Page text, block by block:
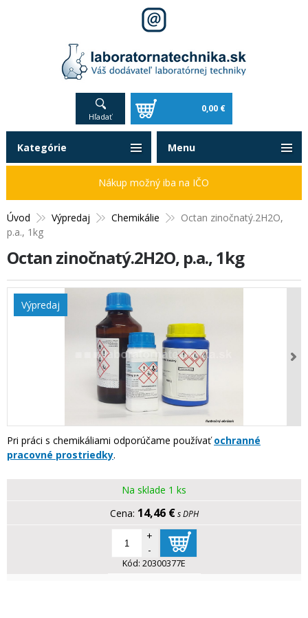
Hľadať
0,00 €
Úvod Výpredaj Chemikálie
Octan zinočnatý.2H2O,
p.a., 1kg
Octan zinočnatý.2H2O, p.a., 1kg
Výpredaj
Pri práci s chemikáliami odporúčame používaťochranné
pracovné prostriedky.
Na sklade 1 ks
14,46 € s DPH
+
-
Kód: 20300377E
Kategórie
Nákup možný iba na IČO
Menu